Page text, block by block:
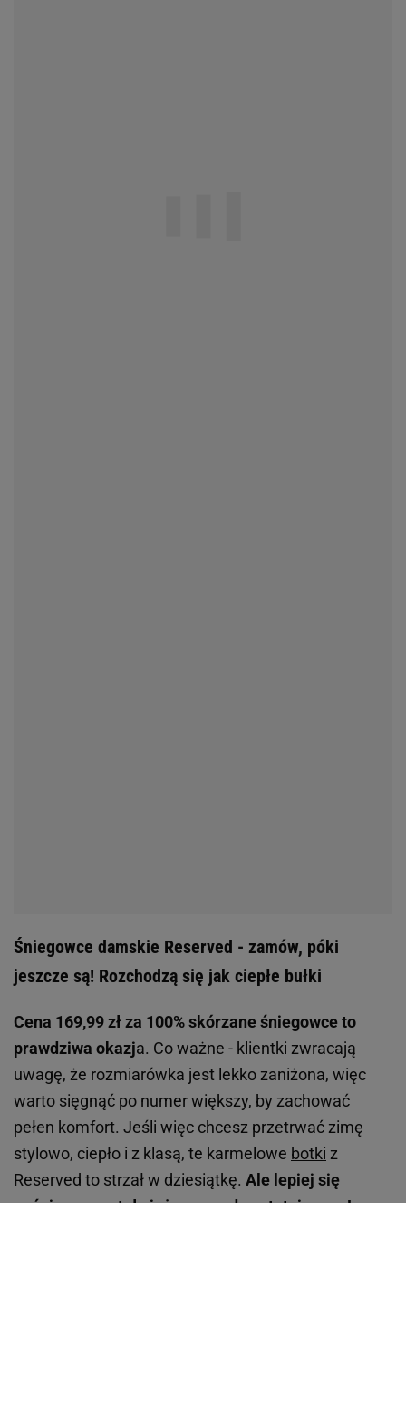
Śniegowce damskie Reserved - zamów, póki
jeszcze są! Rozchodzą się jak ciepłe bułki
Cena 169,99 zł za 100% skórzane śniegowce to
prawdziwa okazja. Co ważne - klientki zwracają
uwagę, że rozmiarówka jest lekko zaniżona, więc
warto sięgnąć po numer większy, by zachować
pełen komfort. Jeśli więc chcesz przetrwać zimę
stylowo, ciepło i z klasą, te karmelowe botki z
Reserved to strzał w dziesiątkę. Ale lepiej się
pośpiesz - zostały już naprawdę ostatnie pary!